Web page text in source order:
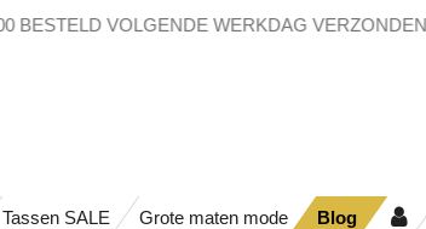
BESTELD VOLGENDE WERKDAG
Tassen SALE Grote maten mode Blog